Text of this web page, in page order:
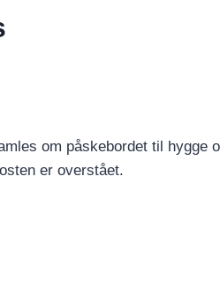
om påskebordet til hygge
er overstået.